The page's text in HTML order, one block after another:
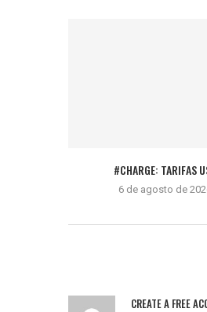
#CHARGE: TARIFAS
6 de agosto de
CREATE A FREE